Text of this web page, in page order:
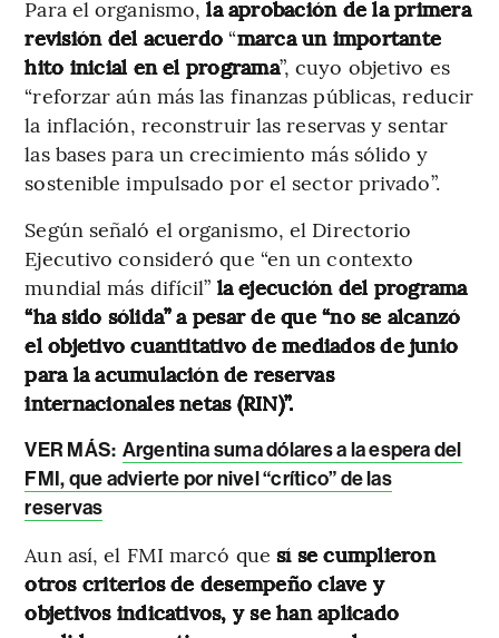
Para el organismo,la aprobación de la primera
revisión del acuerdo“marca un importante
hito inicial en el programa”, cuyo objetivo es
“reforzar aún más las finanzas públicas, reducir
la inflación, reconstruir las reservas y sentar
las bases para un crecimiento más sólido y
sostenible impulsado por el sector privado”.
Según señaló el organismo, el Directorio
Ejecutivo consideró que “en un contexto
mundial más difícil” la ejecución del programa
“ha sido sólida” a pesar de que “no se alcanzó
el objetivo cuantitativo de mediados de junio
para la acumulación de reservas
internacionales netas (RIN)”.
VER MÁS: Argentina suma dólares a la espera del
FMI, que advierte por nivel “crítico” de las
reservas
Aun así, el FMI marcó que sí se cumplieron
otros criterios de desempeño clave y
objetivos indicativos, y se han aplicado